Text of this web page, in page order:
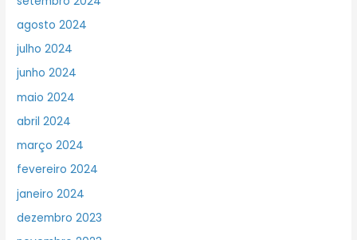
agosto 2024
julho 2024
junho 2024
maio 2024
abril 2024
março 2024
fevereiro 2024
janeiro 2024
dezembro 2023